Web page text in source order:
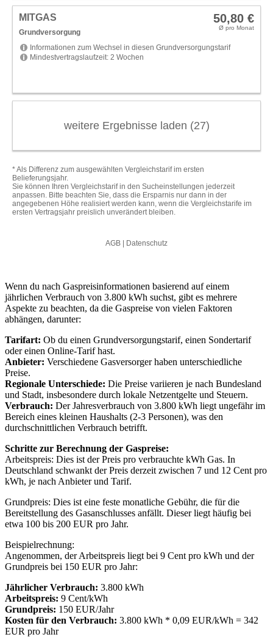
Wenn du nach Gaspreisinformationen basierend auf einem
jährlichen Verbrauch von 3.800 kWh suchst, gibt es mehrere
Aspekte zu beachten, da die Gaspreise von vielen Faktoren
abhängen, darunter:
Tarifart: Ob du einen Grundversorgungstarif, einen Sondertarif
oder einen Online-Tarif hast.
Anbieter: Verschiedene Gasversorger haben unterschiedliche
Preise.
Regionale Unterschiede: Die Preise variieren je nach Bundesland
und Stadt, insbesondere durch lokale Netzentgelte und Steuern.
Verbrauch: Der Jahresverbrauch von 3.800 kWh liegt ungefähr im
Bereich eines kleinen Haushalts (2-3 Personen), was den
durchschnittlichen Verbrauch betrifft.
Schritte zur Berechnung der Gaspreise:
Arbeitspreis: Dies ist der Preis pro verbrauchte kWh Gas. In
Deutschland schwankt der Preis derzeit zwischen 7 und 12 Cent pro
kWh, je nach Anbieter und Tarif.
Grundpreis: Dies ist eine feste monatliche Gebühr, die für die
Bereitstellung des Gasanschlusses anfällt. Dieser liegt häufig bei
etwa 100 bis 200 EUR pro Jahr.
Beispielrechnung:
Angenommen, der Arbeitspreis liegt bei 9 Cent pro kWh und der
Grundpreis bei 150 EUR pro Jahr:
Jährlicher Verbrauch: 3.800 kWh
Arbeitspreis: 9 Cent/kWh
Grundpreis: 150 EUR/Jahr
Kosten für den Verbrauch: 3.800 kWh * 0,09 EUR/kWh = 342
EUR pro Jahr